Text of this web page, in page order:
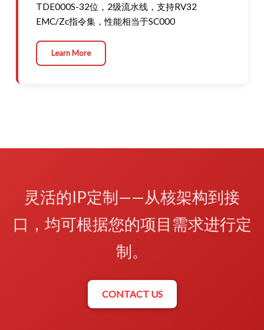
TDE000S-32位，2级流水线，支持RV32
EMC/Zc指令集，性能相当于SC000
Learn More
灵活的IP定制——从核架构到接
口，均可根据您的项目需求进行定
制。
CONTACT US